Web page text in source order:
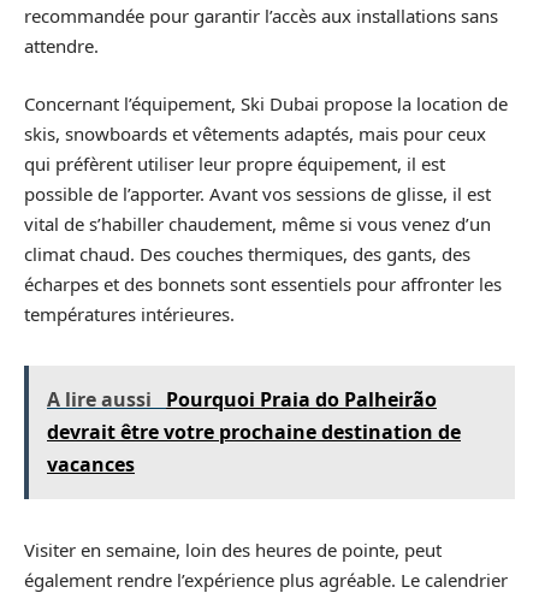
recommandée pour garantir l’accès aux installations sans
attendre.
Concernant l’équipement, Ski Dubai propose la location de
skis, snowboards et vêtements adaptés, mais pour ceux
qui préfèrent utiliser leur propre équipement, il est
possible de l’apporter. Avant vos sessions de glisse, il est
vital de s’habiller chaudement, même si vous venez d’un
climat chaud. Des couches thermiques, des gants, des
écharpes et des bonnets sont essentiels pour affronter les
températures intérieures.
A lire aussi
Pourquoi Praia do Palheirão
devrait être votre prochaine destination de
vacances
Visiter en semaine, loin des heures de pointe, peut
également rendre l’expérience plus agréable. Le calendrier